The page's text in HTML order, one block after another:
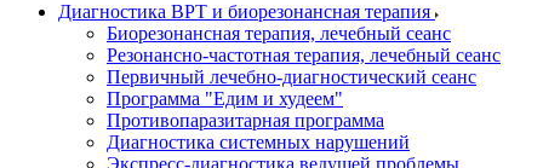
Диагностика ВРТ и биорезонансная терапия
Биорезонансная терапия, лечебный сеанс
Резонансно-частотная терапия, лечебный сеанс
Первичный лечебно-диагностический сеанс
Программа "Едим и худеем"
Противопаразитарная программа
Диагностика системных нарушений
Экспресс-диагностика ведущей проблемы